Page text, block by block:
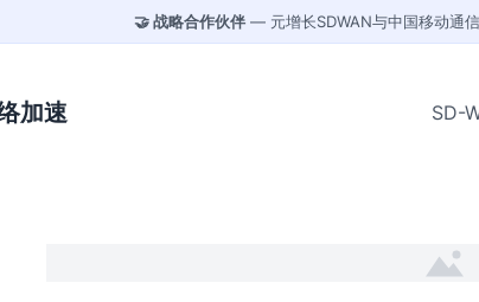
🤝 战略合作伙伴— 元增长SDWAN与中国移动通
加速 SD-